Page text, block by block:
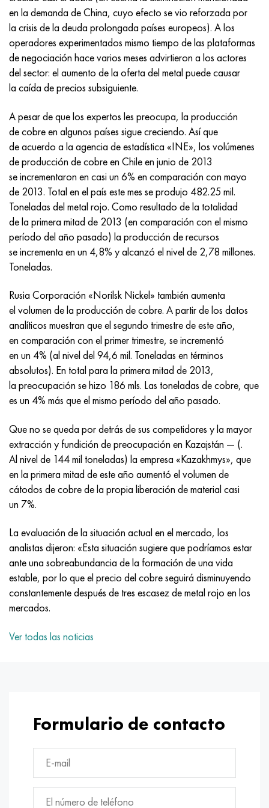
en la demanda de China, cuyo efecto se vio reforzada por
la crisis de la deuda prolongada países europeos). A los
operadores experimentados mismo tiempo de las plataformas
de negociación hace varios meses advirtieron a los actores
del sector: el aumento de la oferta del metal puede causar
la caída de precios subsiguiente.
A pesar de que los expertos les preocupa, la producción
de cobre en algunos países sigue creciendo. Así que
de acuerdo a la agencia de estadística «INE», los volúmenes
de producción de cobre en Chile en junio de 2013
se incrementaron en casi un 6% en comparación con mayo
de 2013. Total en el país este mes se produjo 482.25 mil.
Toneladas del metal rojo. Como resultado de la totalidad
de la primera mitad de 2013 (en comparación con el mismo
período del año pasado) la producción de recursos
se incrementa en un 4,8% y alcanzó el nivel de 2,78 millones.
Toneladas.
Rusia Corporación «Norilsk Nickel» también aumenta
el volumen de la producción de cobre. A partir de los datos
analíticos muestran que el segundo trimestre de este año,
en comparación con el primer trimestre, se incrementó
en un 4% (al nivel del 94,6 mil. Toneladas en términos
absolutos). En total para la primera mitad de 2013,
la preocupación se hizo 186 mls. Las toneladas de cobre, que
es un 4% más que el mismo período del año pasado.
Que no se queda por detrás de sus competidores y la mayor
extracción y fundición de preocupación en Kazajstán — (.
Al nivel de 144 mil toneladas) la empresa «Kazakhmys», que
en la primera mitad de este año aumentó el volumen de
cátodos de cobre de la propia liberación de material casi
un 7%.
La evaluación de la situación actual en el mercado, los
analistas dijeron: «Esta situación sugiere que podríamos estar
ante una sobreabundancia de la formación de una vida
estable, por lo que el precio del cobre seguirá disminuyendo
constantemente después de tres escasez de metal rojo en los
mercados.
Ver todas las noticias
Formulario de contacto
Incotherm
incotest
Jette M152
Cobalto 6B
maraging 250
René 41
Maraging 300
Maraging 350
MP35N
MP159
multimetro n155
Nicrofer 5923 hMo
Nicrofer 6030
Nitronik 40
Nitronik 50
Nitrónico 60
Nitronik 75
Nimónico 90
Nimónico 263
Haynes 25
Haynes 188
Hastelloy b3
hastelloy c4
hastelloy c22
47ND
47НХР
49KF
49K2F, 49K2FA-VI
Aleación 50N
Aleación 50NP
50NHS
Aleación 52N
52K12F
56DGNH
68NKhVKTYu
79NM, Lupa 7904
80NM
80NMV-VI
80NHS
81HMA
Tipos de aleaciones de precisión
tubo de precisión
HN62VMYUT
HN62MVKYU
HN63MB
XN65VM
KhN65VMTYu
KhN67MVTYu
KhN68VKTYU
KhN68VMTYUK-vd
KhN70VMTYu
HN73MBTYu
XN70YU
HN75MBTYu
XN75TBYu
XN77TYu
XN77TYUR
ХН78Т
HN80TBY
H70MFV
VT-35
PT-1M
PT-3V
PT-7M
2B
SPT-2 sv
A LAS 3
3M
TL3
5B
TL5
TS-6
14 titanio
SP-17
40 titanio
1.4466 - AISI 310MoLn
Aleación Al6xn
15-7Ph® - 1.4532
PH 13-8 meses - 1.4534
1.4542 - 17-4Ph®
Custom 455® - 1.4543 - uns s45500
1.4545 - 15-5Ph®
1.4548 - 17-4Ph®
1.4550 - AISI 347
1.4567 - AISI 304Cu
1.4570-aisi303Cu
1.4574 - Aleación PH 15-7 Mo®
1.4580 - AISI 316Cb
1.4597 - AISI 204Cu
Aleación 28 - 1.4563
Aleación 31 - 1.4562
Aleación 254smo® - 1.4547
AM-350 - ams 5548
AM-355 - ams 5547
Custom 450® - uns S45000
Ascoloy griego 418
10X17H13M3T
10X18N18Yu4D
11X11N2V2MF
12Х18Н9Т
13X11N2V2MF
15x11mf
15х12vnmf
15Х12Н2MVFAB
15X16K5N2MVFAB
15X16H2AM
18X11MNFB
18X12VMBFR
20X12VNMF
20Х3FMI
21NKMT
37X12N8G8MFB
40X10X2M
45Х14Н14В2М
50X14MF
65X13
90X18MF
2,0872, CuNi10Fe1Mn, Cw352h
Bronce aluminio silicio
CW301G, C64200
bronce de silicio
C65500, CuAl11Fe3
C65620, CuSi3Fe2Zn3
C65100, CuSi1.5
Bronce estaño-plomo
c92200, CuSn6Zn4Pb2
latón rojo
C84400, CuSn2ZnPb
C83600, CuSn5ZnPb
45G2, 45g2, AISI 1144
Aleación de acero estructural
10g2, 10g2, AISI 1513
12X2H4A, 15NiCr13, 1.5752
AC14, 11SMnPb30
20G, 20mn5
20XH3A, AISI 4320, 20hn3a
20HM, 24CrMo5, 20hm
25KhGM, 20CrMo5, 1.7264
30X, AISI 5130, 30h
30hgs, 30hgs
30hgsa, 30hgsa
30hgsn2a, 30hgsna
30xn2ma, 30CrNiMo8
30хн3а, 31nicr14
34khn3ma, 36NiCrMo16, 35NiCrMo16
35hgs, 35hgs
ac35g2, 36smnpb14, 1.0765
38x2n2ma, 34CrNiMo6, 40NiCrMo7
40hn2ma, 34CrNiMo4, 36hnm
38hs, 37hs
40G, 40Mn4, AISI 1035
38XM, 42CrMo4, AISI 1.7225
40ХН, 36NiCr6, AISI 3135
Р6М5, 1.3343, hs6-5-2, sw7m
Р6М5К5, 1.3243, hs6-5-2-5
R6M5F3, 1.3344, hs6-5-3
9М4К8,1.3207
R12F3, 1.3318, sw12
P18, 1,3355, hs18-0-1, sw18
Acero carbono
10,1.1645, C105W1
11G12, 110G13L, X120Mn12